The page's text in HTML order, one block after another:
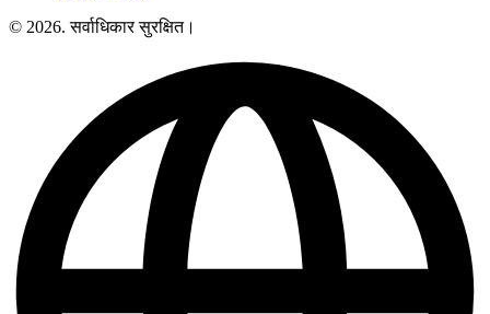
© 2026. सर्वाधिकार सुरक्षित।